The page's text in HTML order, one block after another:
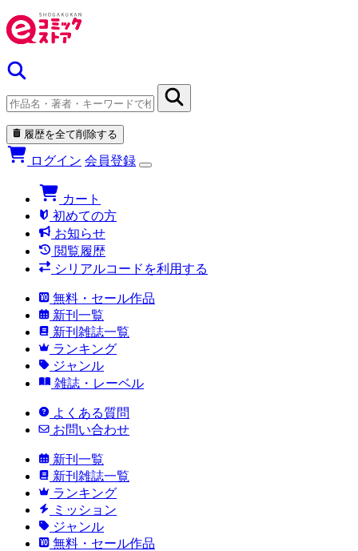
履歴を全て削除する
ログイン 会員登録
カート
初めての方
お知らせ
閲覧履歴
シリアルコードを利用する
無料・セール作品
新刊一覧
新刊雑誌一覧
ランキング
ジャンル
雑誌・レーベル
よくある質問
お問い合わせ
新刊一覧
新刊雑誌一覧
ランキング
ミッション
ジャンル
無料・セール作品